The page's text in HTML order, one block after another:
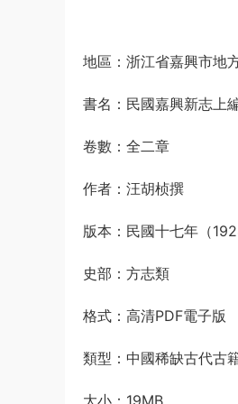
地區：浙江省嘉興市地
書名：民國嘉興新志上
卷數：全二章
作者：汪胡桢撰
版本：民國十七年（
史部：方志類
格式：高清PDF電子版
類型：中國稀缺古代古
大小：19MB